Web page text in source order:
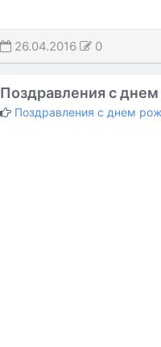
26.04.2016 0
Поздравления с
Поздравления с днем